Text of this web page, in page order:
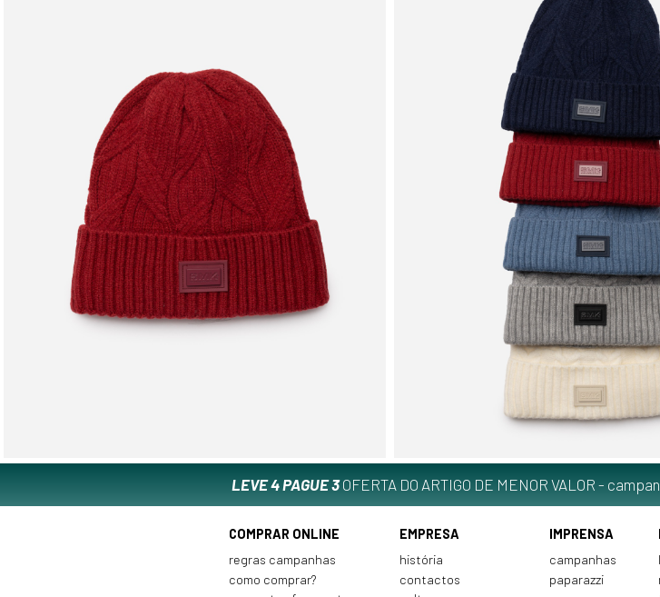
LEVE 4 PAGUE 3OFERTA DO ARTIGO DE MENOR VALOR -
COMPRAR ONLINE
regras campanhas
como comprar?
EMPRESA
história
contactos
IMPRENSA
campanhas
paparazzi